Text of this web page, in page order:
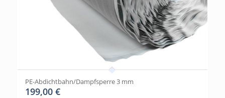
PE-Abdichtbahn/Dampfsperre 3 mm
199,00 €